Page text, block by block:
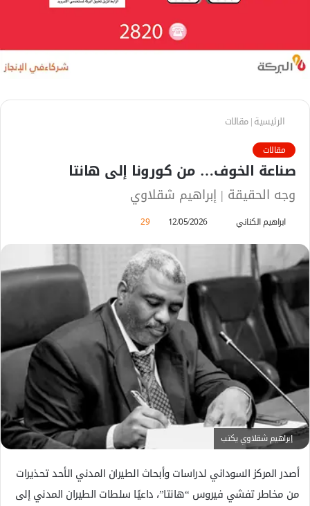
الرئيسية|مقالات
مقالات
صناعة الخوف… من كورونا إلى هانتا
وجه الحقيقة | إبراهيم شقلاوي
ابراهيم الكناني
ي
د
إ
ل
ك
ت
ر
و
ن
12/05/2026
29
إبراهيم شقلاوي يكتب
أصدر المركز السوداني لدراسات وأبحاث الطيران المدني الأحد تحذيرات
من مخاطر تفشي فيروس “هانتا”، داعيًا سلطات الطيران المدني إلى